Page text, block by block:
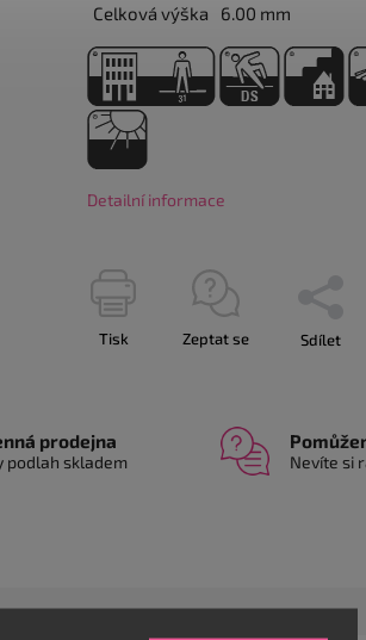
Celková výška
6.00 mm
Detailní informace
Tisk Zeptat se Sdílet
prodejna
podlah skladem Nevíte si